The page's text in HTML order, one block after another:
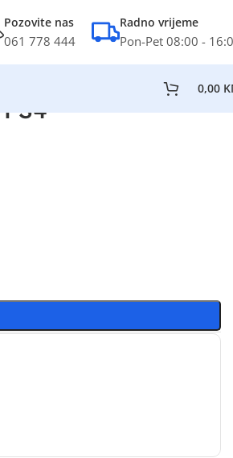
Pozovite nas
061 778 444
Radno vrijeme
Pon-Pet 08:00 -
0,00